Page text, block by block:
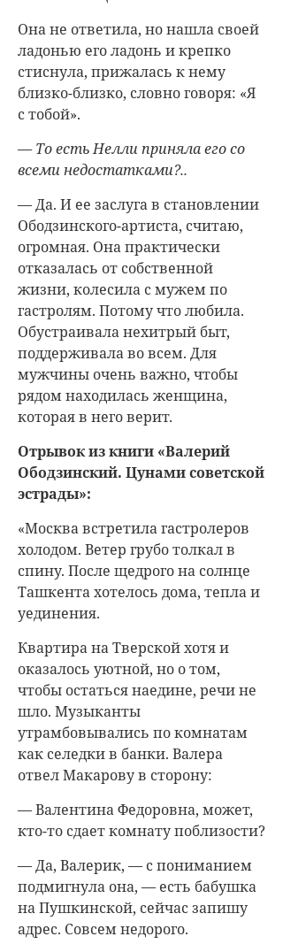
Она не ответила, но нашла своей
ладонью его ладонь и крепко
стиснула, прижалась к нему
близко-близко, словно говоря: «Я
с тобой».
— То есть Нелли приняла его со
всеми недостатками?..
— Да. И ее заслуга в становлении
Ободзинского-артиста, считаю,
огромная. Она практически
отказалась от собственной
жизни, колесила с мужем по
гастролям. Потому что любила.
Обустраивала нехитрый быт,
поддерживала во всем. Для
мужчины очень важно, чтобы
рядом находилась женщина,
которая в него верит.
Отрывок из книги «Валерий
Ободзинский. Цунами советской
эстрады»:
«Москва встретила гастролеров
холодом. Ветер грубо толкал в
спину. После щедрого на солнце
Ташкента хотелось дома, тепла и
уединения.
Квартира на Тверской хотя и
оказалось уютной, но о том,
чтобы остаться наедине, речи не
шло. Музыканты
утрамбовывались по комнатам
как селедки в банки. Валера
отвел Макарову в сторону:
— Валентина Федоровна, может,
кто-то сдает комнату поблизости?
— Да, Валерик, — с пониманием
подмигнула она, — есть бабушка
на Пушкинской, сейчас запишу
адрес. Совсем недорого.